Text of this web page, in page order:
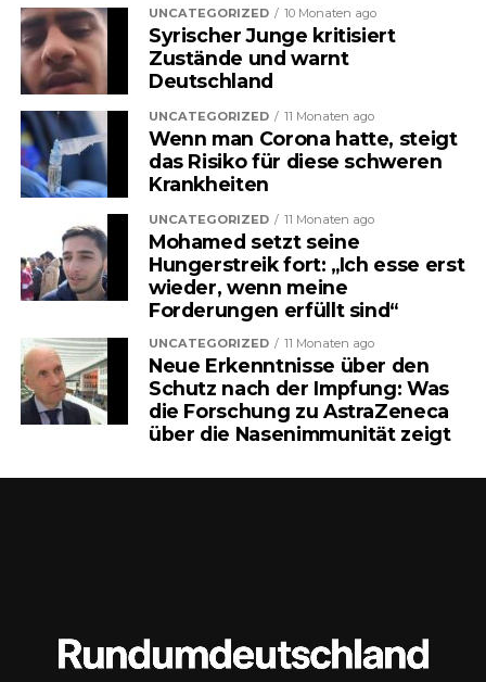
politischer Vorschlag für
Aufsehen, der tief in das System
eingreifen könnte. Im Zentrum
steht eine Maßnahme, die viele
direkt betreffen würde: die
Erhöhung des sogenannten
Eigenrisikos.
Was zunächst technisch klingt,
könnte für Millionen Menschen
ganz konkrete Auswirkungen
haben – und eine Debatte
auslösen, die weit über Zahlen
UNCATEGORIZED 10 Monaten ago
Syrischer Junge kritisiert
Zustände und warnt
Deutschland
UNCATEGORIZED 11 Monaten ago
Wenn man Corona hatte, steigt
das Risiko für diese schweren
Krankheiten
UNCATEGORIZED 11 Monaten ago
Mohamed setzt seine
Hungerstreik fort: „Ich esse erst
wieder, wenn meine
Forderungen erfüllt sind“
UNCATEGORIZED 11 Monaten ago
Neue Erkenntnisse über den
Schutz nach der Impfung: Was
die Forschung zu AstraZeneca
über die Nasenimmunität zeigt